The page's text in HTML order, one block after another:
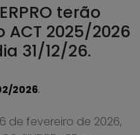
terão
ACT 2025/2026
31/12/26.
2026.
de fevereiro de 2026,